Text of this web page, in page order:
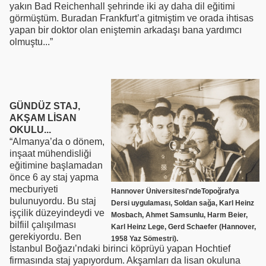
yakın Bad Reichenhall şehrinde iki ay daha dil eğitimi
görmüştüm. Buradan Frankfurt’a gitmiştim ve orada ihtisas
yapan bir doktor olan eniştemin arkadaşı bana yardımcı
olmuştu...”
Hannover Üniversitesi'ndeTopoğrafya
Dersi uygulaması, Soldan sağa, Karl Heinz
Mosbach, Ahmet Samsunlu, Harm Beier,
Karl Heinz Lege, Gerd Schaefer (Hannover,
1958 Yaz Sömestri).
GÜNDÜZ STAJ,
AKŞAM LİSAN
OKULU...
“Almanya’da o dönem,
inşaat mühendisliği
eğitimine başlamadan
önce 6 ay staj yapma
mecburiyeti
bulunuyordu. Bu staj
işçilik düzeyindeydi ve
bilfiil çalışılması
gerekiyordu. Ben
İstanbul Boğazı’ndaki birinci köprüyü yapan Hochtief
firmasında staj yapıyordum. Akşamları da lisan okuluna